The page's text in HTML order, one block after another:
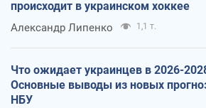
происходит в украинском хоккее
Александр Липенко 1,1 т.
Что ожидает украинцев в 2026-
Основные выводы из новых
НБУ